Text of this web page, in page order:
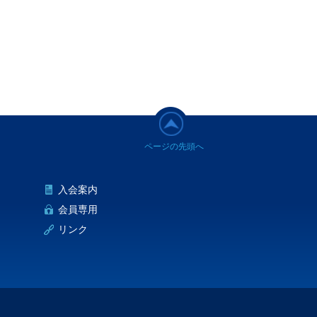
入会案内
会員専用
リンク